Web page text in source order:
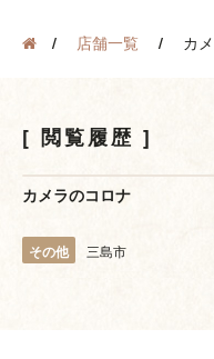
店舗一覧 カ
閲覧履歴
カメラのコロナ
その他 三島市